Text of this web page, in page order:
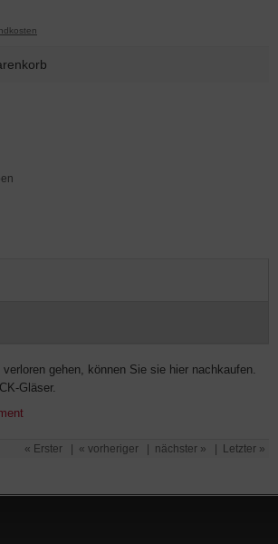
gehen, können Sie sie hier nachkaufen.
Gläser.
« Erster « vorheriger nächster » Letzter »